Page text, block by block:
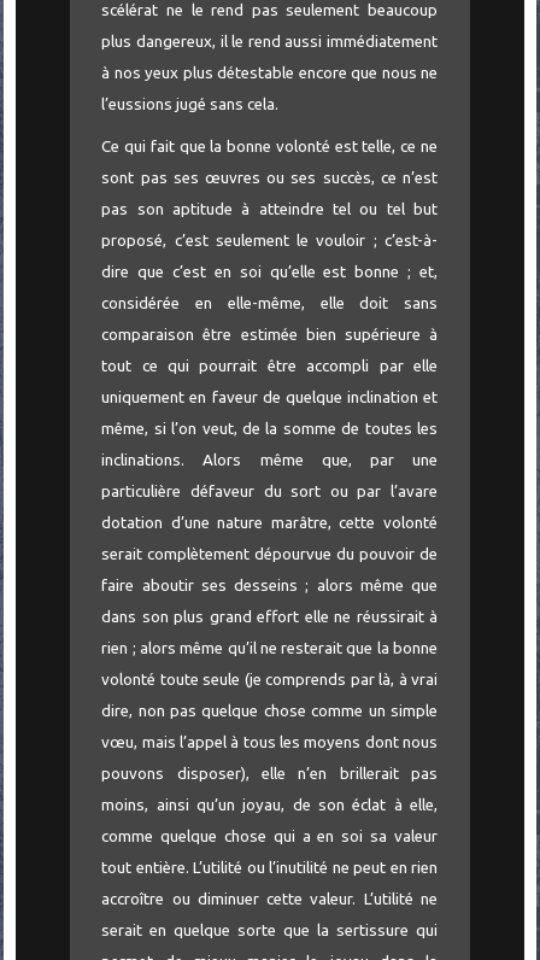
scélérat ne le rend pas seulement beaucoup
plus dangereux, il le rend aussi immédiatement
à nos yeux plus détestable encore que nous ne
l’eussions jugé sans cela.
Ce qui fait que la bonne volonté est telle, ce ne
sont pas ses œuvres ou ses succès, ce n’est
pas son aptitude à atteindre tel ou tel but
proposé, c’est seulement le vouloir ; c’est-à-
dire que c’est en soi qu’elle est bonne ; et,
considérée en elle-même, elle doit sans
comparaison être estimée bien supérieure à
tout ce qui pourrait être accompli par elle
uniquement en faveur de quelque inclination et
même, si l’on veut, de la somme de toutes les
inclinations. Alors même que, par une
particulière défaveur du sort ou par l’avare
dotation d’une nature marâtre, cette volonté
serait complètement dépourvue du pouvoir de
faire aboutir ses desseins ; alors même que
dans son plus grand effort elle ne réussirait à
rien ; alors même qu’il ne resterait que la bonne
volonté toute seule (je comprends par là, à vrai
dire, non pas quelque chose comme un simple
vœu, mais l’appel à tous les moyens dont nous
pouvons disposer), elle n’en brillerait pas
moins, ainsi qu’un joyau, de son éclat à elle,
comme quelque chose qui a en soi sa valeur
tout entière. L’utilité ou l’inutilité ne peut en rien
accroître ou diminuer cette valeur. L’utilité ne
serait en quelque sorte que la sertissure qui